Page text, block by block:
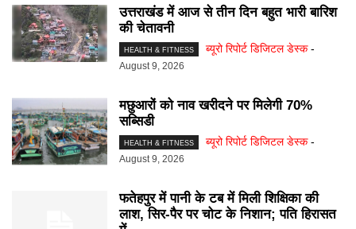
उत्तराखंड में आज से तीन दिन बहुत भारी बारिश
की चेतावनी
HEALTH & FITNESS ब्यूरो रिपोर्ट डिजिटल डेस्क -
August 9, 2026
मछुआरों को नाव खरीदने पर मिलेगी 70%
सब्सिडी
HEALTH & FITNESS ब्यूरो रिपोर्ट डिजिटल डेस्क -
August 9, 2026
फतेहपुर में पानी के टब में मिली शिक्षिका की
लाश, सिर-पैर पर चोट के निशान; पति हिरासत